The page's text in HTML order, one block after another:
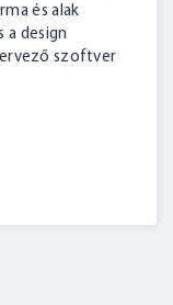
és alak
a design
szoftver